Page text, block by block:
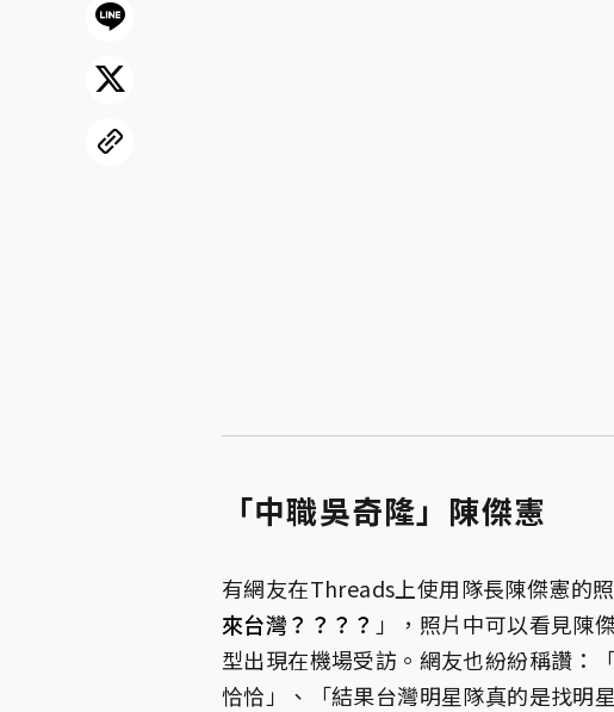
「中職吳奇隆」陳傑憲
有網友在Threads上使用隊長陳傑憲的
來台灣？？？？ 」，照片中可以看見陳
型出現在機場受訪。網友也紛紛稱讚：
恰恰」、「結果台灣明星隊真的是找明